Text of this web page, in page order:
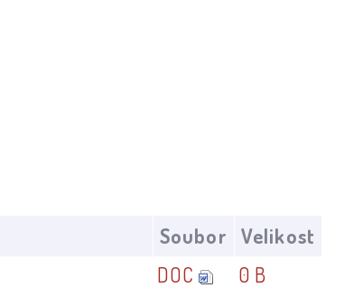
Soubor
Velikost
DOC 0 B